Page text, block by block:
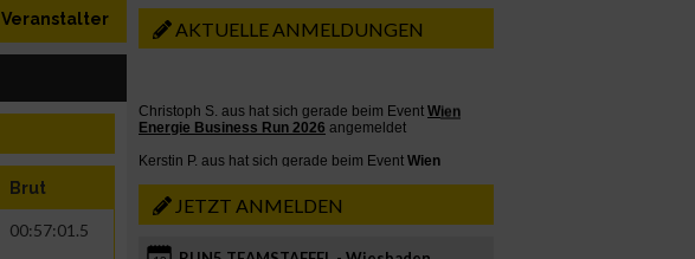
Veranstalter
Brut
00:57:01.5
AKTUELLE ANMELDUNGEN
JETZT ANMELDEN